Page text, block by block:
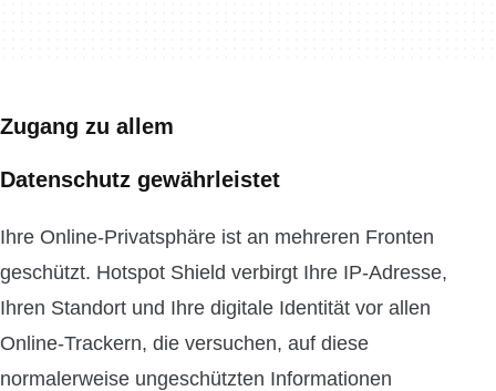
Zugang zu allem
Datenschutz gewährleistet
Ihre Online-Privatsphäre ist an mehreren Fronten
geschützt. Hotspot Shield verbirgt Ihre IP-Adresse,
Ihren Standort und Ihre digitale Identität vor allen
Online-Trackern, die versuchen, auf diese
normalerweise ungeschützten Informationen